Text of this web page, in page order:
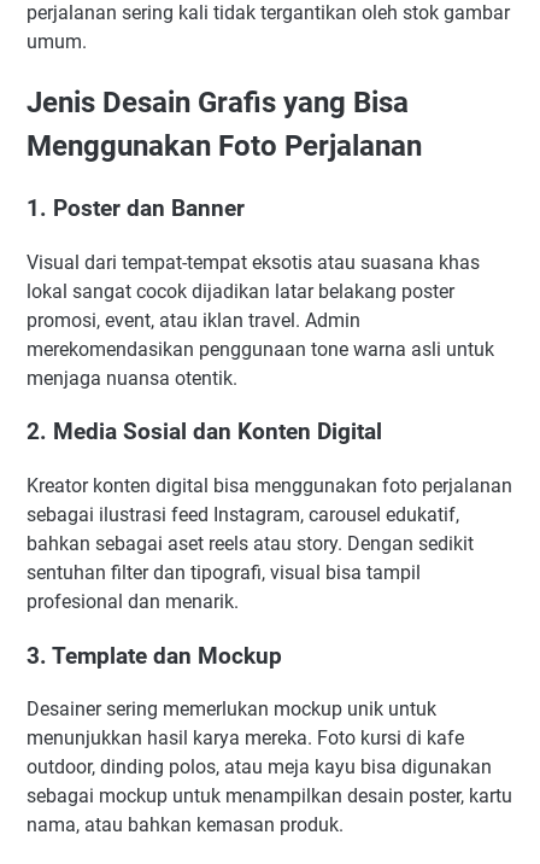
perjalanan sering kali tidak tergantikan oleh stok gambar
umum.
Jenis Desain Grafis yang Bisa
Menggunakan Foto Perjalanan
1. Poster dan Banner
Visual dari tempat-tempat eksotis atau suasana khas
lokal sangat cocok dijadikan latar belakang poster
promosi, event, atau iklan travel. Admin
merekomendasikan penggunaan tone warna asli untuk
menjaga nuansa otentik.
2. Media Sosial dan Konten Digital
Kreator konten digital bisa menggunakan foto perjalanan
sebagai ilustrasi feed Instagram, carousel edukatif,
bahkan sebagai aset reels atau story. Dengan sedikit
sentuhan filter dan tipografi, visual bisa tampil
profesional dan menarik.
3. Template dan Mockup
Desainer sering memerlukan mockup unik untuk
menunjukkan hasil karya mereka. Foto kursi di kafe
outdoor, dinding polos, atau meja kayu bisa digunakan
sebagai mockup untuk menampilkan desain poster, kartu
nama, atau bahkan kemasan produk.